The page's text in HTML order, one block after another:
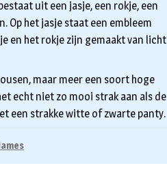
uit een jasje, een rokje, een
Op het jasje staat een embleem
en het rokje zijn gemaakt van licht
maar meer een soort hoge
echt niet zo mooi strak aan als de
een strakke witte of zwarte panty.